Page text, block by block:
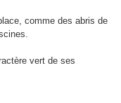
comme des abris de
vert de ses